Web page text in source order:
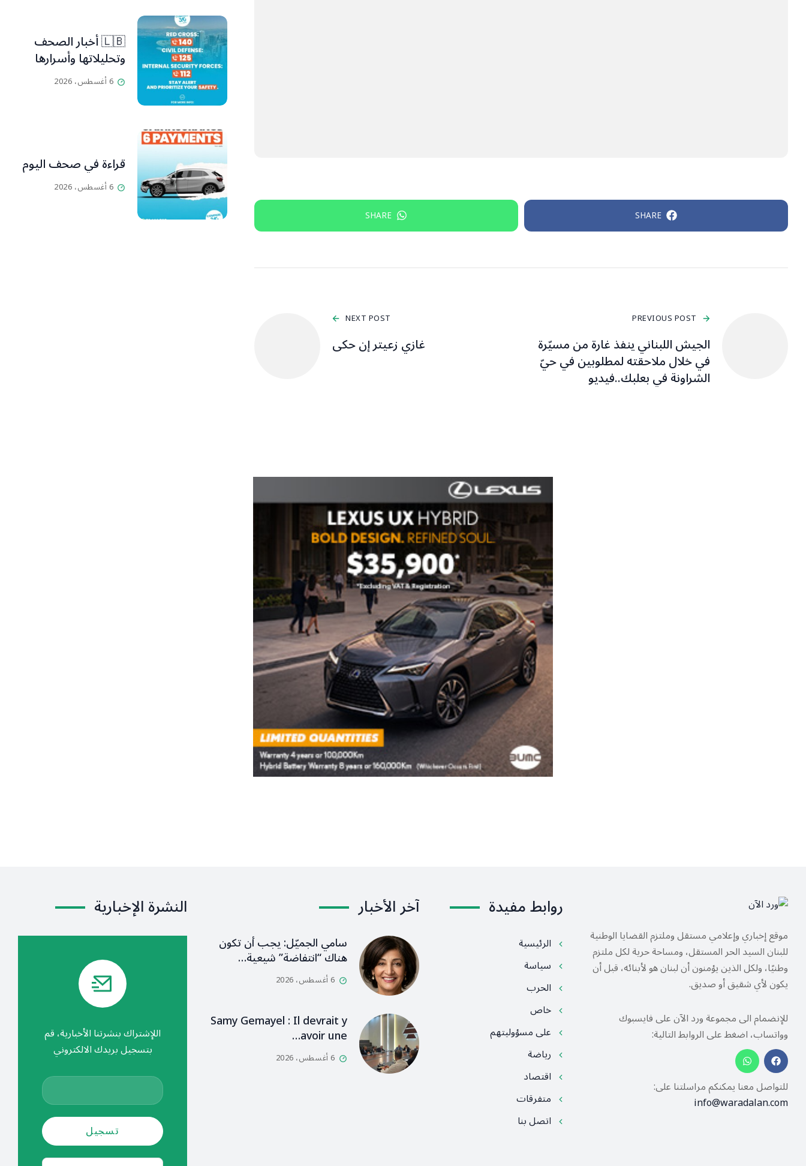
SHARE
SHARE
PREVIOUS POST
الجيش اللبناني ينفذ غارة من مسيّرة
في خلال ملاحقته لمطلوبين في حيّ
الشراونة في بعلبك..فيديو
NEXT POST
غازي زعيتر إن حكى
🇱🇧 أخبار الصحف
وتحليلاتها وأسرارها
6 أغسطس، 2026
قراءة في صحف اليوم
6 أغسطس، 2026
موقع إخباري وإعلامي مستقل وملتزم القضايا الوطنية
للبنان السيد الحر المستقل، ومساحة حرية لكل ملتزم
وطنيًا، ولكل الذين يؤمنون أن لبنان هو لأبنائه، قبل أن
يكون لأي شقيق أو صديق.
للإنضمام الى مجموعة ورد الآن على فايسبوك
وواتساب، اضغط على الروابط التالية:
للتواصل معنا يمكنكم مراسلتنا على:
info@waradalan.com
روابط مفيدة
الرئيسية
سياسة
الحرب
خاص
على مسؤوليتهم
رياضة
اقتصاد
متفرقات
اتصل بنا
آخر الأخبار
سامي الجميّل: يجب أن تكون
هناك “انتفاضة” شيعية…
6 أغسطس، 2026
Samy Gemayel : Il devrait y
avoir une…
6 أغسطس، 2026
النشرة الإخبارية
اللإشتراك بنشرتنا الأخبارية، قم
بتسجيل بريدك الالكتروني